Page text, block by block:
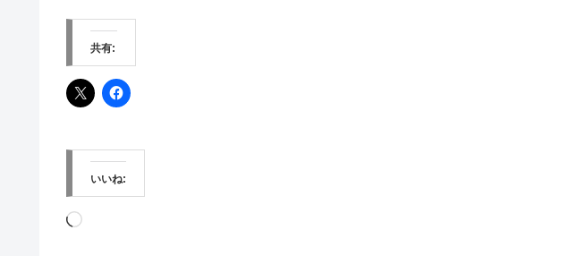
共有:
いいね:
読